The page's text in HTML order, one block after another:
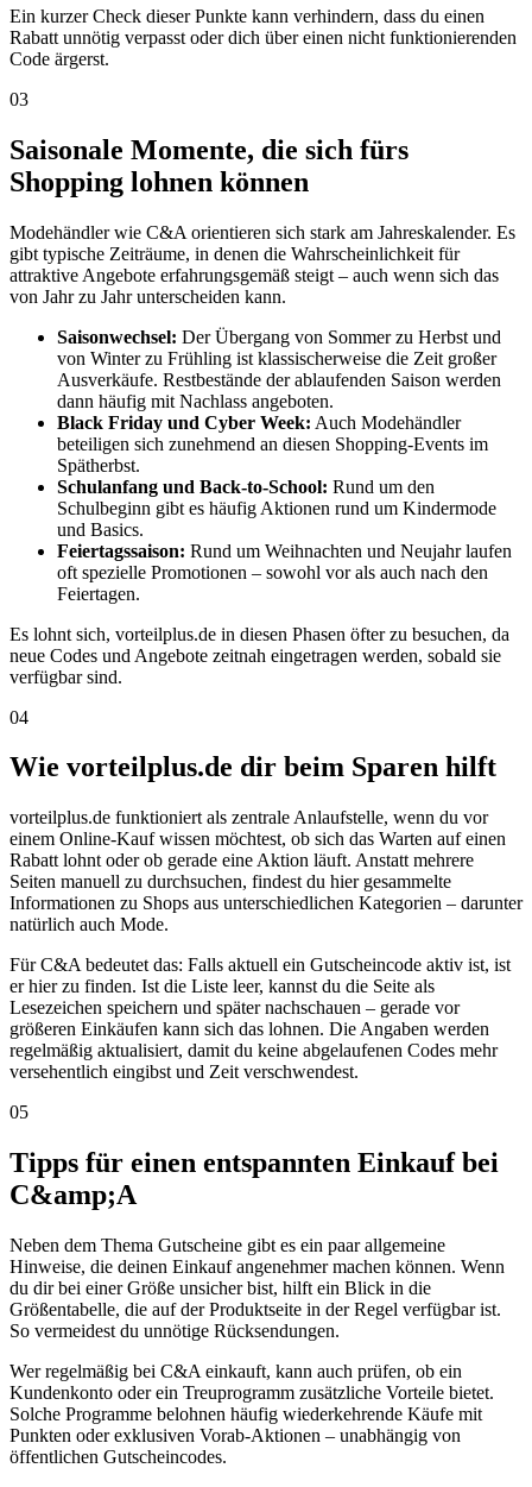
Ein kurzer Check dieser Punkte kann verhindern, dass du einen
Rabatt unnötig verpasst oder dich über einen nicht funktionierenden
Code ärgerst.
03
Saisonale Momente, die sich fürs
Shopping lohnen können
Modehändler wie C&A orientieren sich stark am Jahreskalender. Es
gibt typische Zeiträume, in denen die Wahrscheinlichkeit für
attraktive Angebote erfahrungsgemäß steigt – auch wenn sich das
von Jahr zu Jahr unterscheiden kann.
Saisonwechsel: Der Übergang von Sommer zu Herbst und
von Winter zu Frühling ist klassischerweise die Zeit großer
Ausverkäufe. Restbestände der ablaufenden Saison werden
dann häufig mit Nachlass angeboten.
Black Friday und Cyber Week: Auch Modehändler
beteiligen sich zunehmend an diesen Shopping-Events im
Spätherbst.
Schulanfang und Back-to-School: Rund um den
Schulbeginn gibt es häufig Aktionen rund um Kindermode
und Basics.
Feiertagssaison: Rund um Weihnachten und Neujahr laufen
oft spezielle Promotionen – sowohl vor als auch nach den
Feiertagen.
Es lohnt sich, vorteilplus.de in diesen Phasen öfter zu besuchen, da
neue Codes und Angebote zeitnah eingetragen werden, sobald sie
verfügbar sind.
04
Wie vorteilplus.de dir beim Sparen hilft
vorteilplus.de funktioniert als zentrale Anlaufstelle, wenn du vor
einem Online-Kauf wissen möchtest, ob sich das Warten auf einen
Rabatt lohnt oder ob gerade eine Aktion läuft. Anstatt mehrere
Seiten manuell zu durchsuchen, findest du hier gesammelte
Informationen zu Shops aus unterschiedlichen Kategorien – darunter
natürlich auch Mode.
Für C&A bedeutet das: Falls aktuell ein Gutscheincode aktiv ist, ist
er hier zu finden. Ist die Liste leer, kannst du die Seite als
Lesezeichen speichern und später nachschauen – gerade vor
größeren Einkäufen kann sich das lohnen. Die Angaben werden
regelmäßig aktualisiert, damit du keine abgelaufenen Codes mehr
versehentlich eingibst und Zeit verschwendest.
05
Tipps für einen entspannten Einkauf bei
C&amp;A
Neben dem Thema Gutscheine gibt es ein paar allgemeine
Hinweise, die deinen Einkauf angenehmer machen können. Wenn
du dir bei einer Größe unsicher bist, hilft ein Blick in die
Größentabelle, die auf der Produktseite in der Regel verfügbar ist.
So vermeidest du unnötige Rücksendungen.
Wer regelmäßig bei C&A einkauft, kann auch prüfen, ob ein
Kundenkonto oder ein Treuprogramm zusätzliche Vorteile bietet.
Solche Programme belohnen häufig wiederkehrende Käufe mit
Punkten oder exklusiven Vorab-Aktionen – unabhängig von
öffentlichen Gutscheincodes.